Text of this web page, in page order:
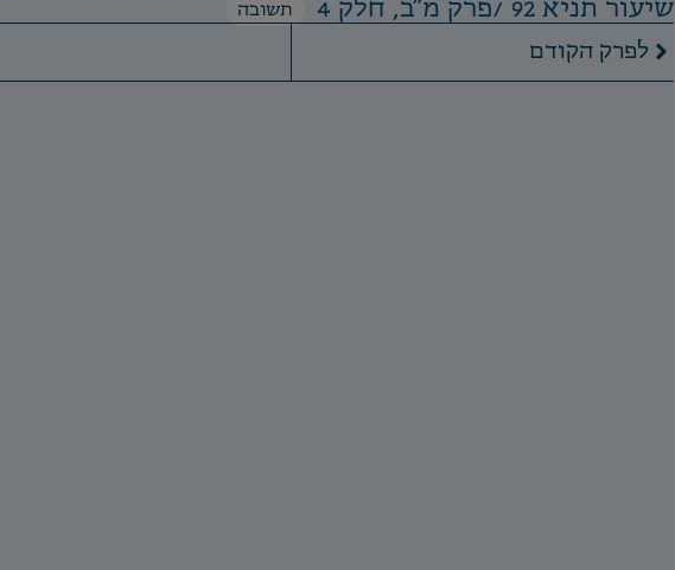
שיעור תניא 92 / פרק מ"ב, חלק 4 תשובה
הקודם